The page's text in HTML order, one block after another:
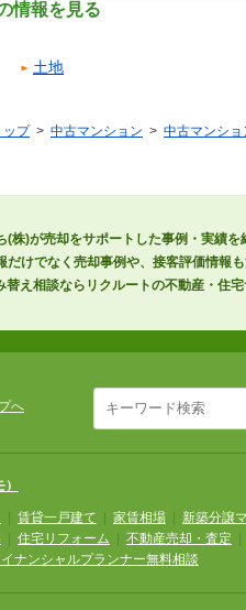
情報を見る
土地
ップ 中古マンション 中古マンシ
(株)が売却をサポートした事例・実績
けでなく売却事例や、接客評価情報
え相談ならリクルートの不動産・住
へ
賃貸一戸建て 家賃相場
新築分譲
住宅リフォーム 不動産売却・査定
ナンシャルプランナー無料相談